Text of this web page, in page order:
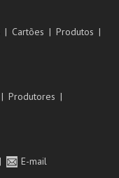
Cartões
Produtos
Produtores
E-mail